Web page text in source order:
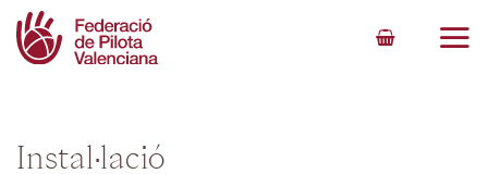
Skip
content
Instal·lació